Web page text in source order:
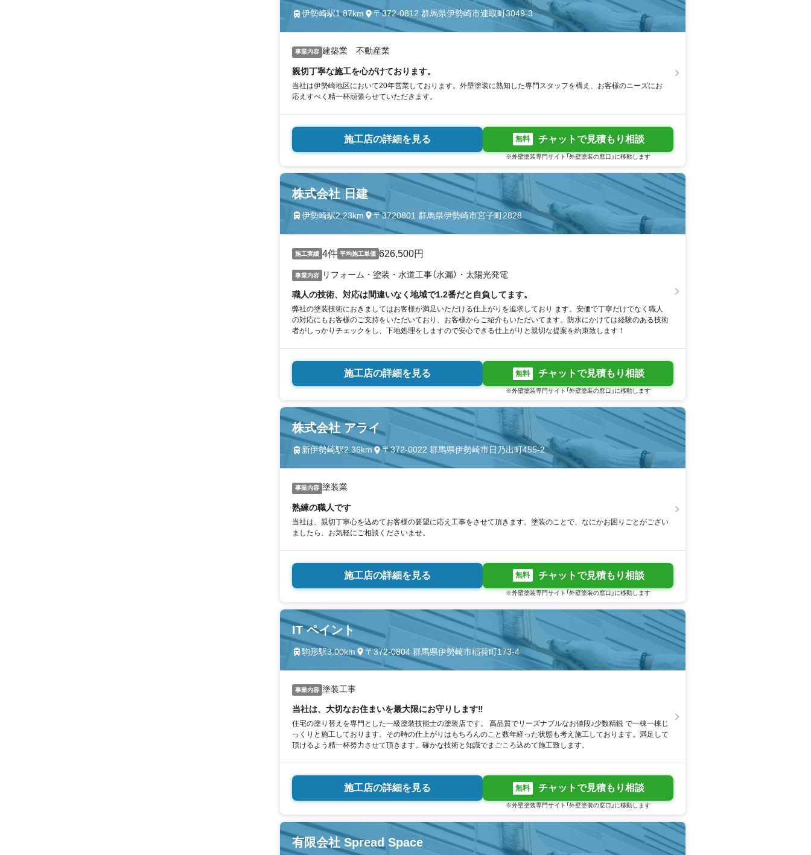
伊勢崎駅1.87km 〒372-0812 群馬県伊勢崎市連取町3049-3
事業内容 建築業 不動産業
親切丁寧な施工を心がけております。
当社は伊勢崎地区において20年営業しております。外壁塗装に熟知した専門スタッフを構え、お客様のニーズにお
応えすべく精一杯頑張らせていただきます。
施工店の詳細を見る 無料 チャットで見積もり相談
※外壁塗装専門サイト「外壁塗装の窓口」に移動します
株式会社 日建
伊勢崎駅2.23km 〒3720801 群馬県伊勢崎市宮子町2828
施工実績 4件 平均施工単価 626,500円
事業内容 リフォーム・塗装・水道工事（水漏）・太陽光発電
職人の技術、対応は間違いなく地域で1.2番だと自負してます。
弊社の塗装技術におきましてはお客様が満足いただける仕上がりを追求しており ます。安価で丁寧だけでなく職人
の対応にもお客様のご支持をいただいており、お客様からご紹介もいただいてます。防水にかけては経験のある技術
者がしっかりチェックをし、下地処理をしますので安心できる仕上がりと親切な提案を約束致します！
施工店の詳細を見る 無料 チャットで見積もり相談
※外壁塗装専門サイト「外壁塗装の窓口」に移動します
株式会社 アライ
新伊勢崎駅2.36km 〒372-0022 群馬県伊勢崎市日乃出町455-2
事業内容 塗装業
熟練の職人です
当社は、親切丁寧心を込めてお客様の要望に応え工事をさせて頂きます。塗装のことで、なにかお困りごとがござい
ましたら、お気軽にご相談くださいませ。
施工店の詳細を見る 無料 チャットで見積もり相談
※外壁塗装専門サイト「外壁塗装の窓口」に移動します
IT ペイント
駒形駅3.00km 〒372-0804 群馬県伊勢崎市稲荷町173-4
事業内容 塗装工事
当社は、大切なお住まいを最大限にお守りします‼︎
住宅の塗り替えを専門とした一級塗装技能士の塗装店です。 高品質でリーズナブルなお値段♪少数精鋭 で一棟一棟じ
っくりと施工しております。その時の仕上がりはもちろんのこと数年経った状態も考え施工しております。満足して
頂けるよう精一杯努力させて頂きます。確かな技術と知識でまごころ込めて施工致します。
施工店の詳細を見る 無料 チャットで見積もり相談
※外壁塗装専門サイト「外壁塗装の窓口」に移動します
有限会社 Spread Space